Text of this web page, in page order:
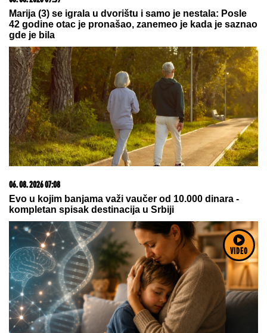
VIDEO
(FOTO) NAKON RAZVODA POTPUNO
Dragičević objavio fotografiju ćerke,
Vasilija je mamina slika i prilika
Paparaco: Uhvatili smo trudnu Anitu
Stanojlović i Luku Vujovića!
by Aklamator
09. 07. 2026 09:20
Komfor po meri klijenata: nova linija paketa ALTA
banke